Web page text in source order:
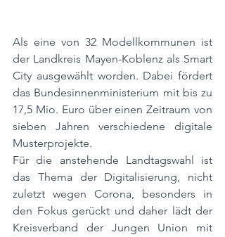
Als eine von 32 Modellkommunen ist
der Landkreis Mayen-Koblenz als Smart
City ausgewählt worden. Dabei fördert
das Bundesinnenministerium mit bis zu
17,5 Mio. Euro über einen Zeitraum von
sieben Jahren verschiedene digitale
Musterprojekte.
Für die anstehende Landtagswahl ist
das Thema der Digitalisierung, nicht
zuletzt wegen Corona, besonders in
den Fokus gerückt und daher lädt der
Kreisverband der Jungen Union mit